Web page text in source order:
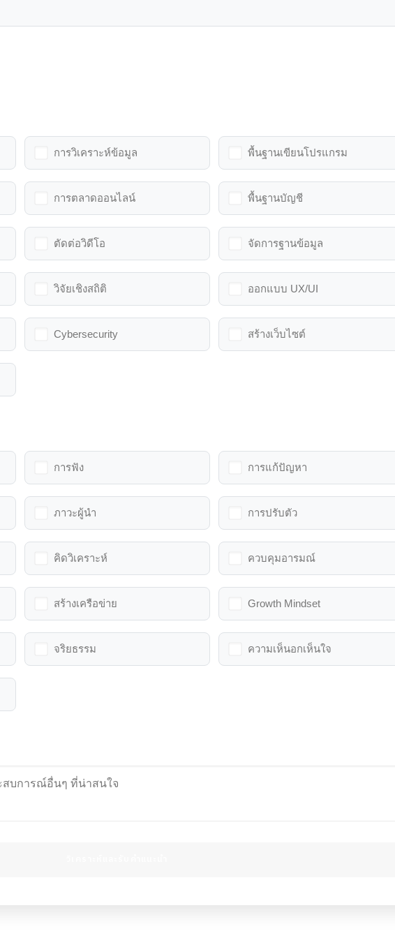
การวิเคราะห์ข้อมูล พื้นฐานเขียนโปรแกรม
การตลาดออนไลน์ พื้นฐานบัญชี
ตัดต่อวิดีโอ จัดการฐานข้อมูล
วิจัยเชิงสถิติ ออกแบบ UX/UI
Cybersecurity สร้างเว็บไซต์
การฟัง การแก้ปัญหา
ภาวะผู้นำ การปรับตัว
คิดวิเคราะห์ ควบคุมอารมณ์
สร้างเครือข่าย Growth Mindset
จริยธรรม ความเห็นอกเห็นใจ